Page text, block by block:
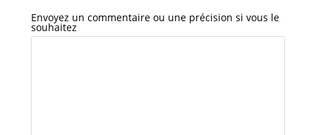
Envoyez un commentaire ou une précision si vous le
souhaitez